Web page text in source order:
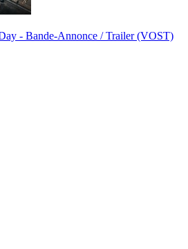
- Bande-Annonce / Trailer (VOST)